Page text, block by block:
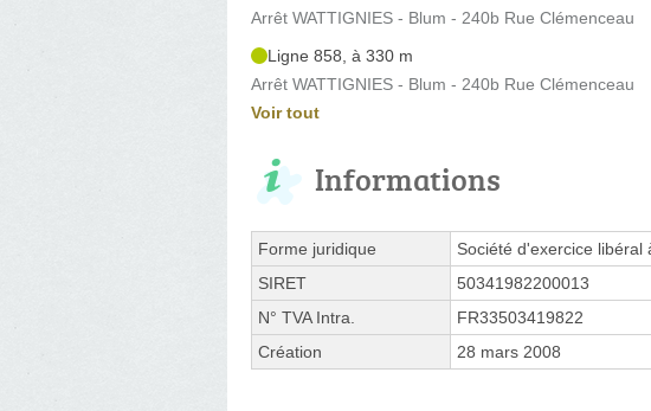
Arrêt WATTIGNIES - Blum - 240b Rue Clémenceau
Ligne 858, à 330 m
Arrêt WATTIGNIES - Blum - 240b Rue Clémenceau
Voir tout
Informations
Forme juridique
Société d'exercice libéral
SIRET
50341982200013
N° TVA Intra.
FR33503419822
Création
28 mars 2008